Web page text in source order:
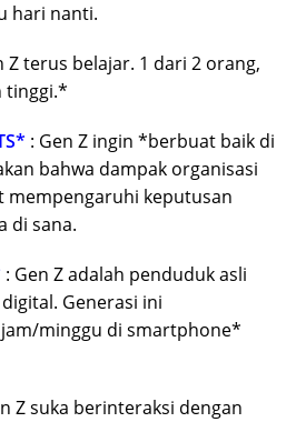
hari nanti.
Z terus belajar. 1 dari 2 orang,
tinggi.*
: Gen Z ingin *berbuat baik di
bahwa dampak organisasi
mempengaruhi keputusan
di sana.
: Gen Z adalah penduduk asli
Generasi ini
minggu di smartphone*
Z suka berinteraksi dengan